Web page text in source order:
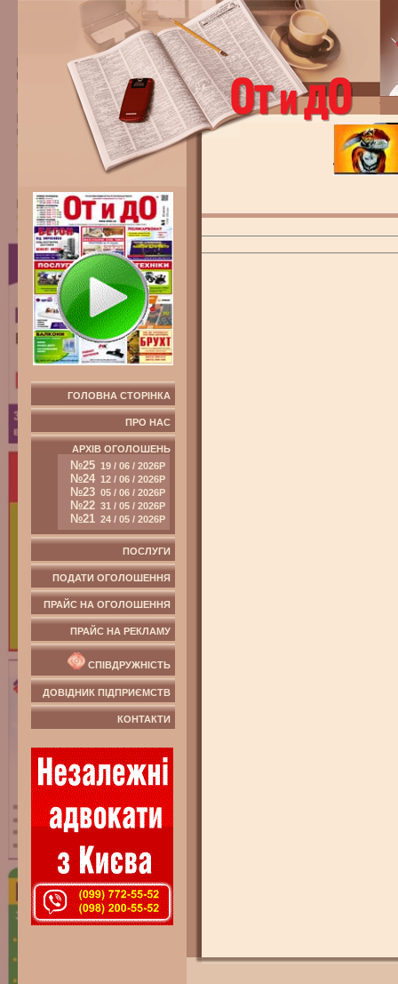
ГОЛОВНА СТОРІНКА
ПРО НАС
АРХІВ ОГОЛОШЕНЬ
№25 19 / 06 / 2026Р
№24 12 / 06 / 2026Р
№23 05 / 06 / 2026Р
№22 31 / 05 / 2026Р
№21 24 / 05 / 2026Р
ПОСЛУГИ
ПОДАТИ ОГОЛОШЕННЯ
ПРАЙС НА ОГОЛОШЕННЯ
ПРАЙС НА РЕКЛАМУ
СПІВДРУЖНІСТЬ
ДОВІДНИК ПІДПРИЄМСТВ
КОНТАКТИ